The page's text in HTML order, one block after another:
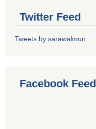
Twitter Feed
Tweets by sarawalmun
Facebook Feed